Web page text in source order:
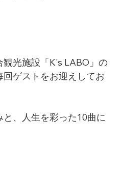
光施設「K's LABO」の
ゲストをお迎えしてお
、人生を彩った10曲に